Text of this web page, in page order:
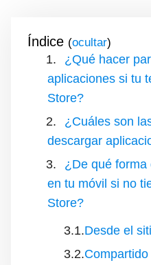
Índice ( )
¿Qué hacer
aplicaciones si tu
Store?
¿Cuáles son
descargar
¿De qué forma
en tu móvil si no
Store?
Desde el